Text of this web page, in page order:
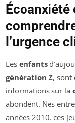
Écoanxiété
l’urgence
Les enfants
génération Z, sont
informations sur la
abondent. Nés
années 2010, ces